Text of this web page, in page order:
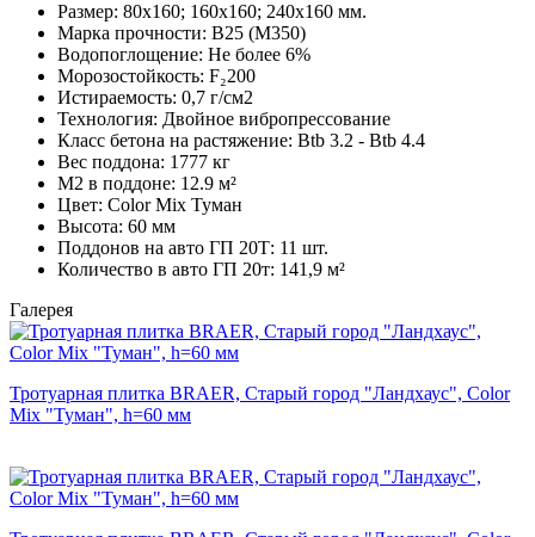
Размер: 80х160; 160х160; 240х160 мм.
Марка прочности: В25 (М350)
Водопоглощение: Не более 6%
Морозостойкость: F₂200
Истираемость: 0,7 г/см2
Технология: Двойное вибропрессование
Класс бетона на растяжение: Btb 3.2 - Btb 4.4
Вес поддона: 1777 кг
М2 в поддоне: 12.9 м²
Цвет: Color Mix Туман
Высота: 60 мм
Поддонов на авто ГП 20Т: 11 шт.
Количество в авто ГП 20т: 141,9 м²
Галерея
Тротуарная плитка BRAER, Старый город "Ландхаус", Color
Mix "Туман", h=60 мм